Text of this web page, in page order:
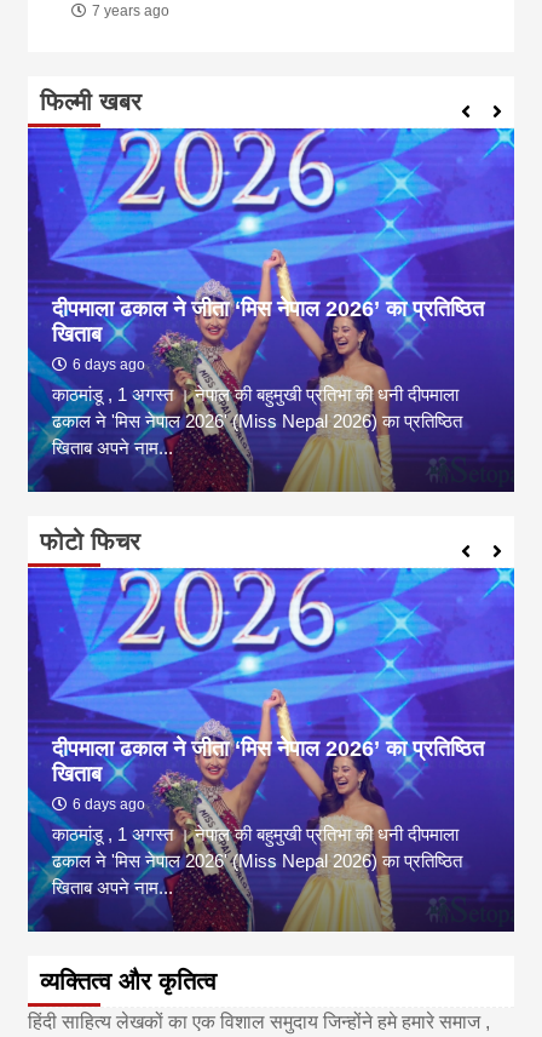
7 years ago
फिल्मी खबर
दीपमाला ढकाल ने जीता ‘मिस नेपाल 2026’ का प्रतिष्ठित
खिताब
6 days ago
काठमांडू , 1 अगस्त । नेपाल की बहुमुखी प्रतिभा की धनी दीपमाला
ढकाल ने 'मिस नेपाल 2026' (Miss Nepal 2026) का प्रतिष्ठित
खिताब अपने नाम...
फोटो फिचर
दीपमाला ढकाल ने जीता ‘मिस नेपाल 2026’ का प्रतिष्ठित
खिताब
6 days ago
काठमांडू , 1 अगस्त । नेपाल की बहुमुखी प्रतिभा की धनी दीपमाला
ढकाल ने 'मिस नेपाल 2026' (Miss Nepal 2026) का प्रतिष्ठित
खिताब अपने नाम...
व्यक्तित्व और कृतित्व
हिंदी साहित्य लेखकों का एक विशाल समुदाय जिन्होंने हमे हमारे समाज ,